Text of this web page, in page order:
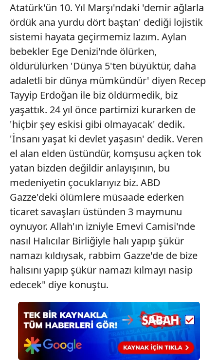
Atatürk'ün 10. Yıl Marşı'ndaki 'demir ağlarla
ördük ana yurdu dört baştan' dediği lojistik
sistemi hayata geçirmemiz lazım. Aylan
bebekler Ege Denizi'nde ölürken,
öldürülürken 'Dünya 5'ten büyüktür, daha
adaletli bir dünya mümkündür' diyen Recep
Tayyip Erdoğan ile biz öldürmedik, biz
yaşattık. 24 yıl önce partimizi kurarken de
'hiçbir şey eskisi gibi olmayacak' dedik.
'İnsanı yaşat ki devlet yaşasın' dedik. Veren
el alan elden üstündür, komşusu açken tok
yatan bizden değildir anlayışının, bu
medeniyetin çocuklarıyız biz. ABD
Gazze'deki ölümlere müsaade ederken
ticaret savaşları üstünden 3 maymunu
oynuyor. Allah'ın izniyle Emevi Camisi'nde
nasıl Halıcılar Birliğiyle halı yapıp şükür
namazı kıldıysak, rabbim Gazze'de de bize
halısını yapıp şükür namazı kılmayı nasip
edecek" diye konuştu.